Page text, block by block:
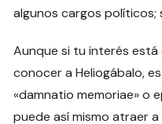
algunos cargos políticos;
Aunque si tu interés
conocer a Heliogábalo,
«damnatio memoriae» o
puede así mismo atraer